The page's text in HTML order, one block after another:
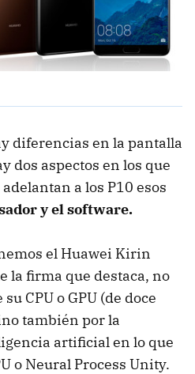
diferencias en la pantalla
dos aspectos en los que
a los P10 esos
y el software.
el Huawei Kirin
la firma que destaca, no
CPU o GPU (de doce
también por la
artificial en lo que
o Neural Process Unity.